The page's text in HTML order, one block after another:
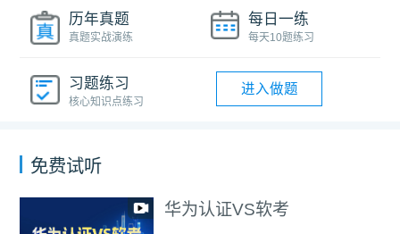
历年真题
真题实战演练
每日一练
每天10题练习
习题练习
核心知识点练习
进入做题
免费试听